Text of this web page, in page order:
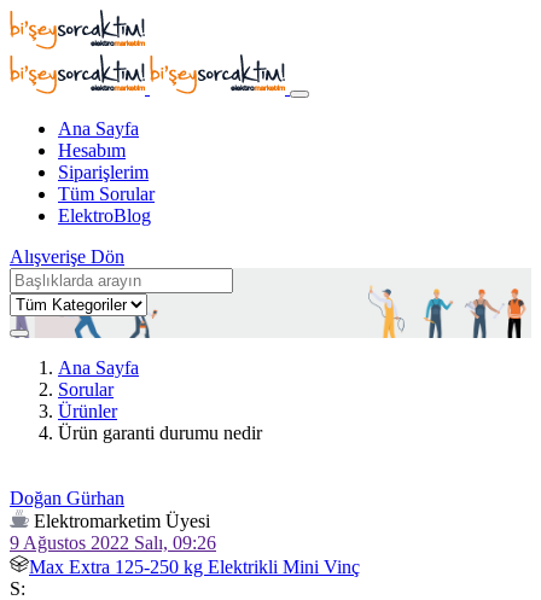
Ana Sayfa
Hesabım
Siparişlerim
Tüm Sorular
ElektroBlog
Alışverişe Dön
Ana Sayfa
Sorular
Ürünler
Ürün garanti durumu nedir
Doğan Gürhan
Elektromarketim Üyesi
9 Ağustos 2022 Salı, 09:26
Max Extra 125-250 kg Elektrikli Mini Vinç
S: